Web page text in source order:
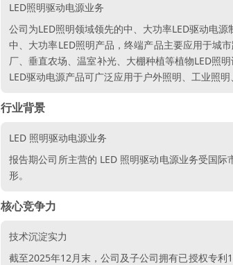
LED照明驱动电源业务
公司为LED照明领域领先的中、大功率LED驱动电
中、大功率LED照明产品，终端产品主要应用于城
厂、垂直农场、温室补光、大棚种植等植物LED照
LED驱动电源产品可广泛应用于户外照明、工业照
行业背景
LED 照明驱动电源业务
报告期公司所主营的 LED 照明驱动电源业务受国
形。
核心竞争力
技术沉淀实力
截至2025年12月末，公司及子公司拥有已授权专